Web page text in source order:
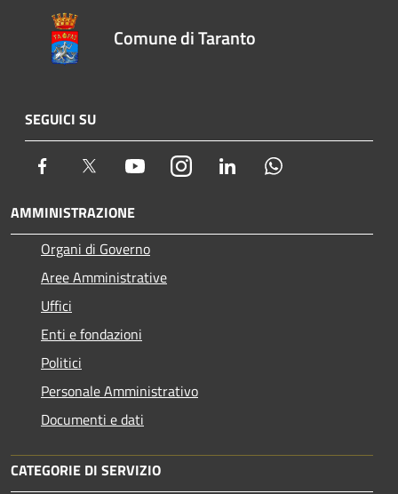
Comune di Taranto
SEGUICI SU
Facebook Twitter YoutubeInstagram LinkedIn
AMMINISTRAZIONE
Organi di Governo
Aree Amministrative
Uffici
Enti e fondazioni
Politici
Personale Amministrativo
Documenti e dati
CATEGORIE DI SERVIZIO